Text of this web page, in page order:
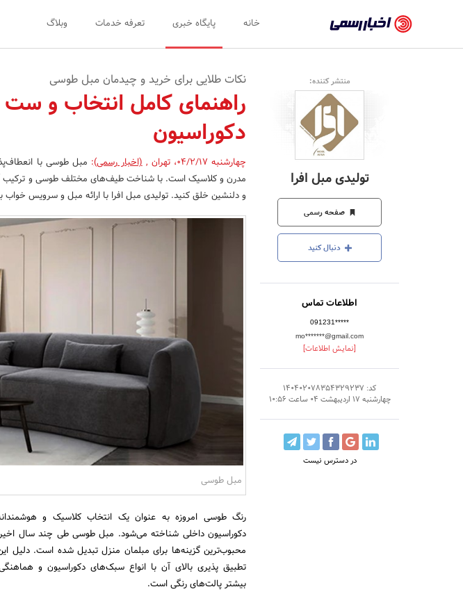
رسمی
-
اخبار
تایید
شده
شرکت‌ها،
سازمان‌ها
و
روابط
عمومی‌ها
خانه پایگاه خبری تعرفه خدمات وبلاگ
منتشر کننده:
تولیدی مبل افرا
صفحه رسمی
دنبال کنید
اطلاعات تماس
091231*****
mo*******@gmail.com
[نمایش اطلاعات]
کد: 140402078354329237
چهارشنبه 17 اردیبهشت 04 ساعت 10:56
در دسترس نیست
نکات طلایی برای خرید و چیدمان مبل طوسی
راهنمای کامل انتخاب و
دکوراسیون
چهارشنبه 04/2/17 ،تهران ,(اخبار رسمی): مبل طوسی با
مدرن و کلاسیک است. با شناخت طیف‌های مختلف طوسی و ترکیب
و دلنشین خلق کنید. تولیدی مبل افرا با ارائه مبل و سرویس
مبل طوسی
رنگ طوسی امروزه به عنوان یک انتخاب کلاسیک و
دکوراسیون داخلی شناخته می‌شود. مبل طوسی طی چند سال
محبوب‌ترین گزینه‌ها برای مبلمان منزل تبدیل شده است. دلیل
تطبیق پذیری بالای آن با انواع سبک‌های دکوراسیون و
بیشتر پالت‌های رنگی است.